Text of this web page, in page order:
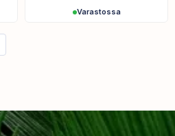
Varastossa